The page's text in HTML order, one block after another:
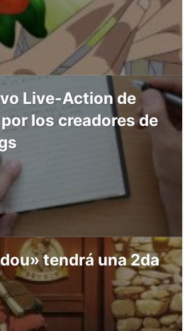
Live-Action de
los creadores de
tendrá una 2da